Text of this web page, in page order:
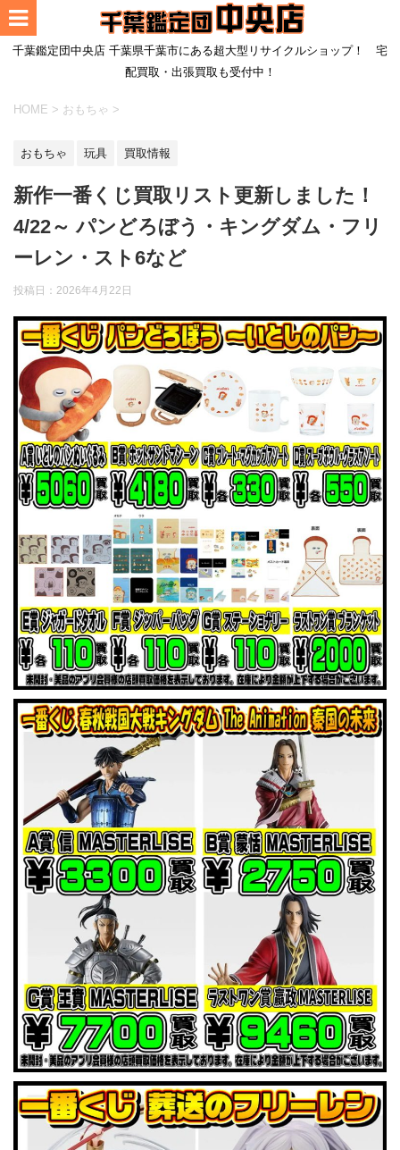
千葉鑑定団中央店 千葉県千葉市にある超大型リサイクルショップ！ 宅
配買取・出張買取も受付中！
HOME > おもちゃ >
おもちゃ 玩具 買取情報
新作一番くじ買取リスト更新しました！
4/22～ パンどろぼう・キングダム・フリ
ーレン・スト6など
投稿日： 2026年4月22日